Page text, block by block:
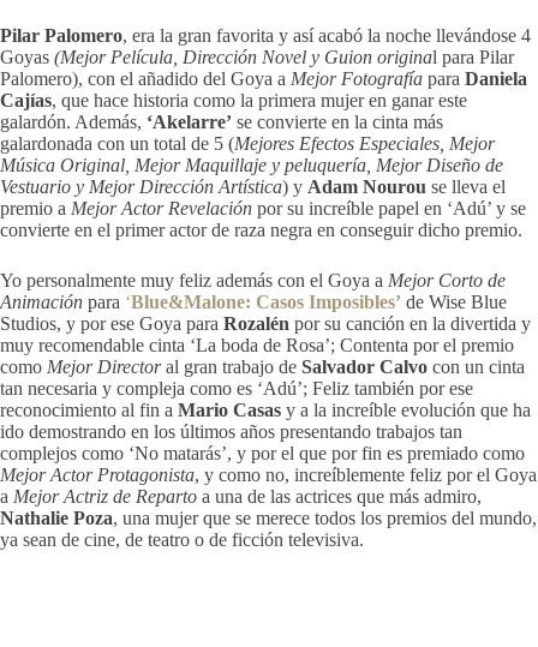
Pilar Palomero, era la gran favorita y así acabó la noche llevándose 4
Goyas (Mejor Película, Dirección Novel y Guion original para Pilar
Palomero), con el añadido del Goya a Mejor Fotografía para Daniela
Cajías, que hace historia como la primera mujer en ganar este
galardón. Además, ‘Akelarre’ se convierte en la cinta más
galardonada con un total de 5 (Mejores Efectos Especiales, Mejor
Música Original, Mejor Maquillaje y peluquería, Mejor Diseño de
Vestuario y Mejor Dirección Artística) y Adam Nourou se lleva el
premio a Mejor Actor Revelación por su increíble papel en ‘Adú’ y se
convierte en el primer actor de raza negra en conseguir dicho premio.
Yo personalmente muy feliz además con el Goya a Mejor Corto de
Animación para ‘Blue&Malone: Casos Imposibles’ de Wise Blue
Studios, y por ese Goya para Rozalén por su canción en la divertida y
muy recomendable cinta ‘La boda de Rosa’; Contenta por el premio
como Mejor Directoral gran trabajo de Salvador Calvo con un cinta
tan necesaria y compleja como es ‘Adú’; Feliz también por ese
reconocimiento al fin a Mario Casas y a la increíble evolución que ha
ido demostrando en los últimos años presentando trabajos tan
complejos como ‘No matarás’, y por el que por fin es premiado como
Mejor Actor Protagonista, y como no, increíblemente feliz por el Goya
a Mejor Actriz de Reparto a una de las actrices que más admiro,
Nathalie Poza, una mujer que se merece todos los premios del mundo,
ya sean de cine, de teatro o de ficción televisiva.